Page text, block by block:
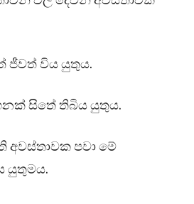
විය යුතුය.
සිතේ තිබිය යුතුය.
අවස්තාවක පවා මේ
යුතුමය.